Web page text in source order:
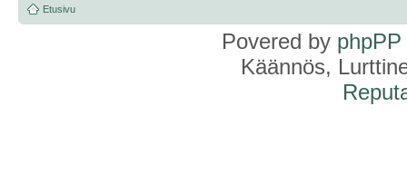
Etusivu
Povered by phpPP
Käännös,